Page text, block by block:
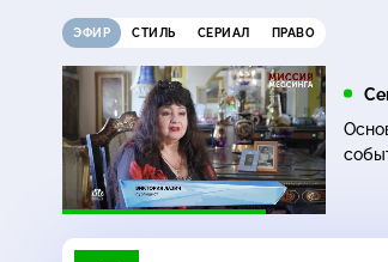
ЭФИР СТИЛЬ СЕРИАЛ ПРАВО
07:20
Главная дорога16+
08:00